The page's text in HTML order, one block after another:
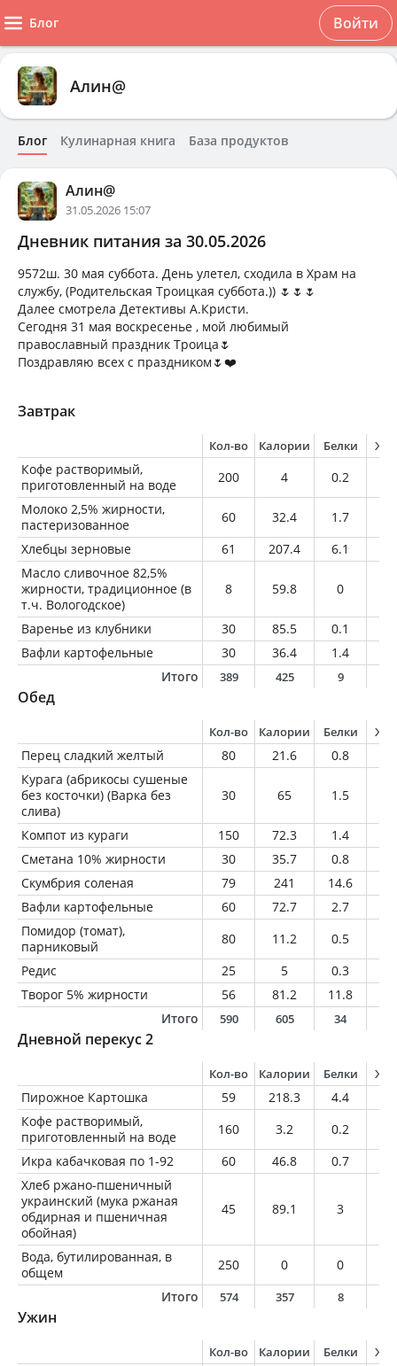
Блог Войти
Алин@
Блог Кулинарная книга База продуктов
Алин@
31.05.2026 15:07
Дневник питания за 30.05.2026
9572ш. 30 мая суббота. День улетел, сходила в Храм на
службу, (Родительская Троицкая суббота.)) 🌷🌷🌷
Далее смотрела Детективы А.Кристи.
Сегодня 31 мая воскресенье , мой любимый
православный праздник Троица🌷
Поздравляю всех с праздником🌷❤️
Завтрак
Кол-во Калории Белки
Кофе растворимый,
приготовленный на воде
200 4 0.2
Молоко 2,5% жирности,
пастеризованное
60 32.4 1.7
Хлебцы зерновые
61 207.4 6.1
Масло сливочное 82,5%
жирности, традиционное (в
т.ч. Вологодское)
8 59.8 0
Варенье из клубники 30 85.5 0.1
Вафли картофельные
30 36.4 1.4
Итого
389 425 9
Обед
Кол-во Калории Белки
Перец сладкий желтый 80 21.6 0.8
Курага (абрикосы сушеные
без косточки) (Варка без
слива)
30 65 1.5
Компот из кураги 150 72.3 1.4
Сметана 10% жирности
30 35.7 0.8
Скумбрия соленая
79 241 14.6
Вафли картофельные
60 72.7 2.7
Помидор (томат),
парниковый
80 11.2 0.5
Редис
25 5 0.3
Творог 5% жирности
56 81.2 11.8
Итого
590 605 34
Дневной перекус 2
Кол-во Калории Белки
Пирожное Картошка 59 218.3 4.4
Кофе растворимый,
приготовленный на воде
160 3.2 0.2
Икра кабачковая по 1-92
60 46.8 0.7
Хлеб ржано-пшеничный
украинский (мука ржаная
обдирная и пшеничная
обойная)
45 89.1 3
Вода, бутилированная, в
общем
250 0 0
Итого
574 357 8
Ужин
Кол-во Калории Белки